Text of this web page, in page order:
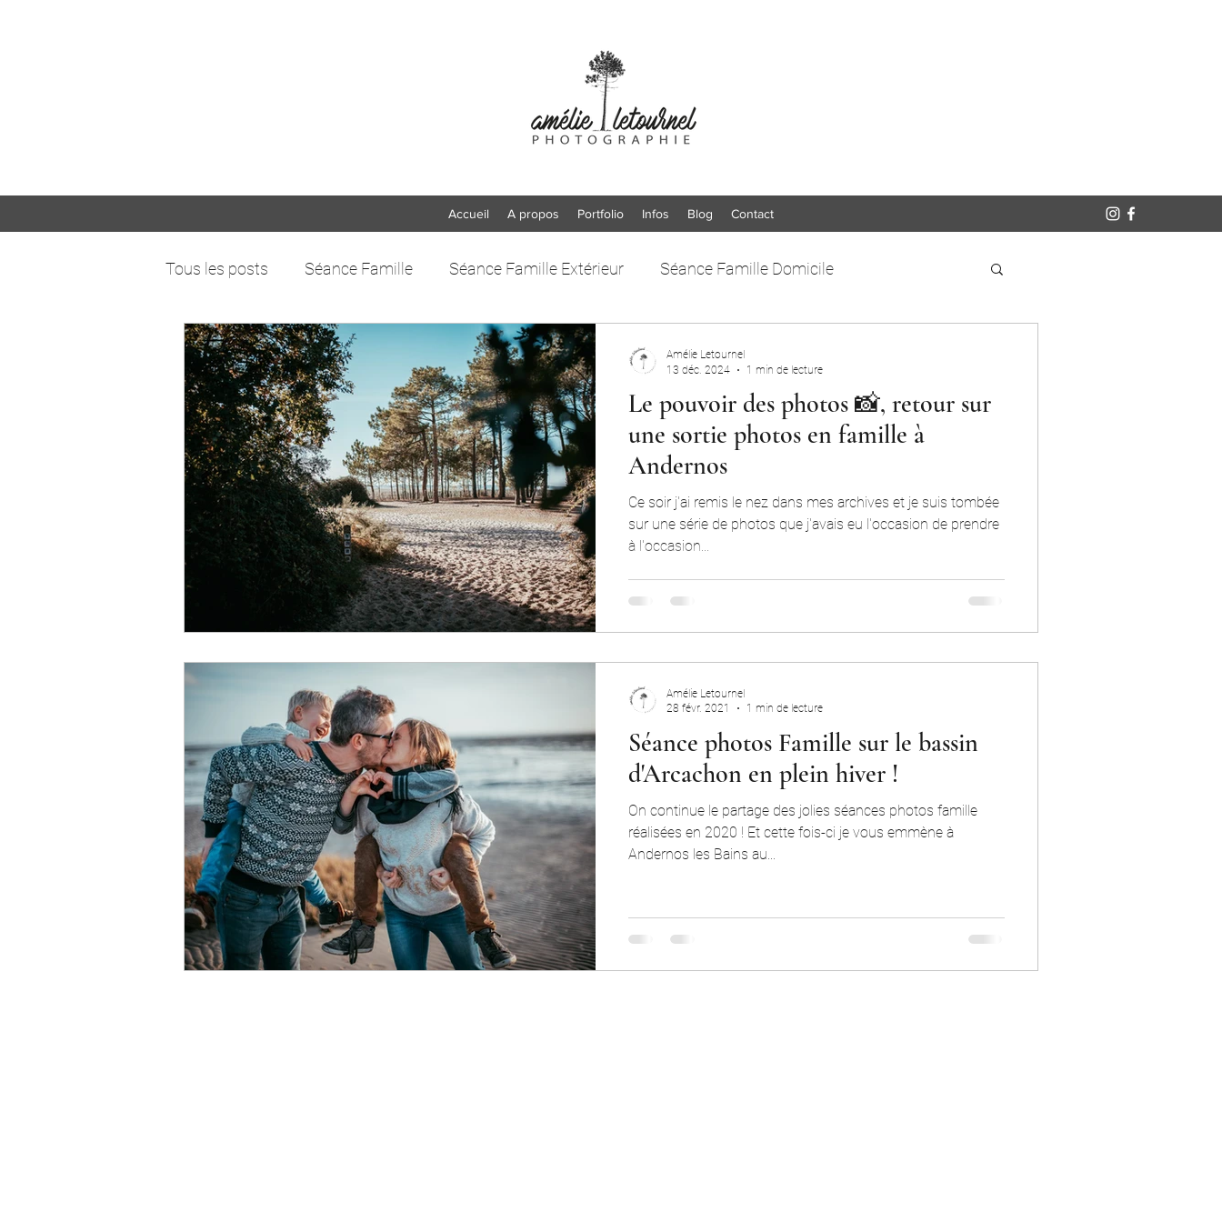
Accueil A propos Portfolio Infos Blog Contact
Tous les posts Séance Famille Séance Famille Extérieur Séance Famille Domicile
Le pouvoir des photos 📸, retour sur
une sortie photos en famille à
Andernos
Ce soir j'ai remis le nez dans mes archives et je suis tombée
sur une série de photos que j'avais eu l'occasion de prendre
à l'occasion...
Amélie Letournel
13 déc. 2024
1 min de lecture
Séance photos Famille sur le bassin
d'Arcachon en plein hiver !
On continue le partage des jolies séances photos famille
réalisées en 2020 ! Et cette fois-ci je vous emmène à
Andernos les Bains au...
Amélie Letournel
28 févr. 2021
1 min de lecture